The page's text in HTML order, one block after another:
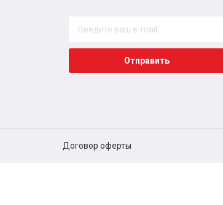
Отправить
Договор оферты